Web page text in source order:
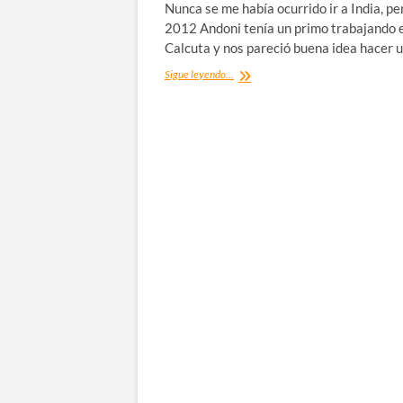
Nunca se me había ocurrido ir a India,
2012 Andoni tenía un primo trabajando
Calcuta y nos pareció buena idea hacer
Sigue leyendo...